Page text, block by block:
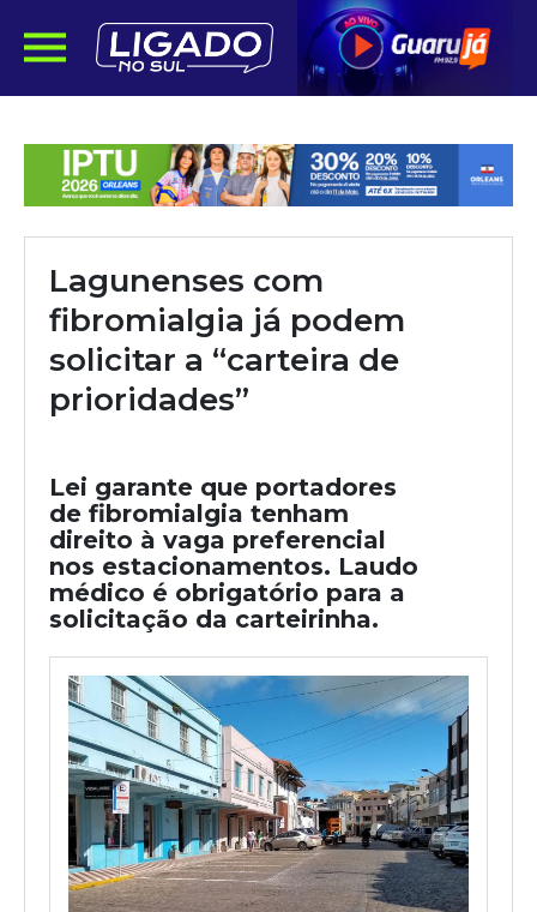
Lagunenses com
fibromialgia já podem
solicitar a “carteira de
prioridades”
Lei garante que portadores
de fibromialgia tenham
direito à vaga preferencial
nos estacionamentos. Laudo
médico é obrigatório para a
solicitação da carteirinha.